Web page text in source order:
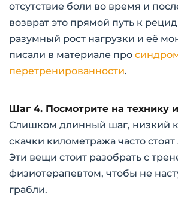
отсутствие боли во время и
возврат это прямой путь к
разумный рост нагрузки и её
писали в материале про
перетренированности.
Шаг 4. Посмотрите на технику
Слишком длинный шаг, низкий
скачки километража часто
Эти вещи стоит разобрать с
физиотерапевтом, чтобы не
грабли.